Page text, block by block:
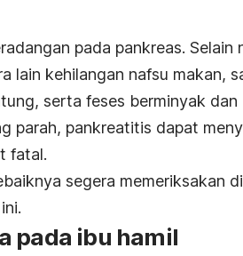
pada pankreas. Selain
lain kehilangan nafsu makan,
serta feses berminyak dan
parah, pankreatitis dapat
fatal.
segera memeriksakan
pada ibu hamil